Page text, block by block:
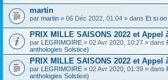
martin
par martin » 06 Déc 2022, 01:04 » dans Et si
PRIX MILLE SAISONS 2022 et Appel
par LEGRIMOIRE » 02 Avr 2020, 10:27 » dans
anthologies Solstice)
PRIX MILLE SAISONS 2022 et Appel
par LEGRIMOIRE » 02 Avr 2020, 01:39 » dans
anthologies Solstice)